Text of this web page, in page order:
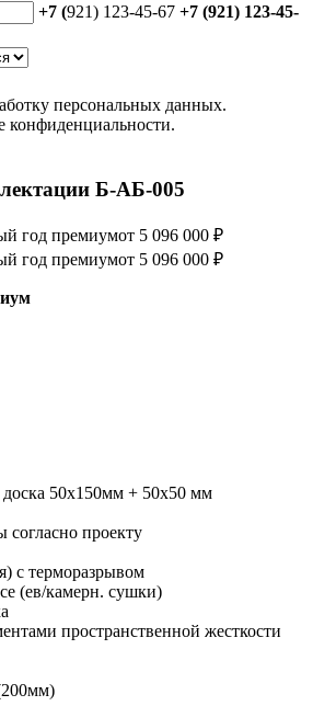
+7 (921) 123-45-67 +7 (921) 123-45-
персональных данных.
конфиденциальности.
Б-АБ-005
год премиумот 5 096 000 ₽
год премиумот 5 096 000 ₽
50х150мм + 50х50 мм
согласно проекту
с терморазрывом
(ев/камерн. сушки)
пространственной жесткости